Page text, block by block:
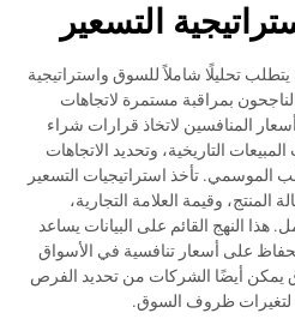
التسعير
تحليلًا شاملاً للسوق واستراتيجية
بمراقبة مستمرة لاتجاهات
المنافسين لاتخاذ قرارات شراء
التاريخية، وتحديد الاتجاهات
الموسمي. تأخذ استراتيجيات التسعير
المنتج، وقيمة العلامة التجارية،
النهج القائم على البيانات يساعد
على أسعار تنافسية في الأسواق
يمكن أيضًا الشركات من تحديد الفرص
لتغيرات ظروف السوق.